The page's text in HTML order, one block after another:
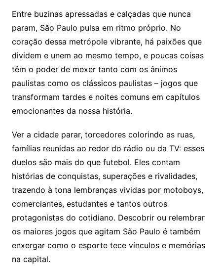
Entre buzinas apressadas e calçadas que nunca
param, São Paulo pulsa em ritmo próprio. No
coração dessa metrópole vibrante, há paixões que
dividem e unem ao mesmo tempo, e poucas coisas
têm o poder de mexer tanto com os ânimos
paulistas como os clássicos paulistas – jogos que
transformam tardes e noites comuns em capítulos
emocionantes da nossa história.
Ver a cidade parar, torcedores colorindo as ruas,
famílias reunidas ao redor do rádio ou da TV: esses
duelos são mais do que futebol. Eles contam
histórias de conquistas, superações e rivalidades,
trazendo à tona lembranças vividas por motoboys,
comerciantes, estudantes e tantos outros
protagonistas do cotidiano. Descobrir ou relembrar
os maiores jogos que agitam São Paulo é também
enxergar como o esporte tece vínculos e memórias
na capital.